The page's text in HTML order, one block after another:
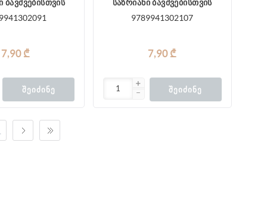
ბავშვებისთვის
7,90 ₾
ᲨᲔᲘᲫᲘᲜᲔ
საზრიანი ბავშვებისთვის
9789941302107
7,90 ₾
ᲨᲔᲘᲫᲘᲜᲔ